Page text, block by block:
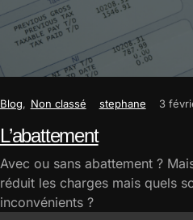
Blog Non classé stephane 3
L’abattement
Avec ou sans abattement ?
réduit les charges mais quels
inconvénients ?